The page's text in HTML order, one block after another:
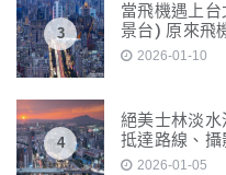
3
當飛機遇上
景台) 原來飛
2026-01-10
4
絕美士林淡
抵達路線、攝
2026-01-05